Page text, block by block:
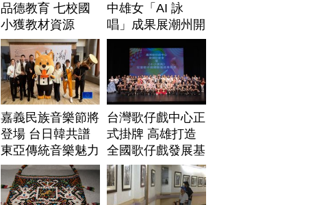
品德教育 七校國
小獲教材資源
中雄女「AI 詠
唱」成果展潮州開
展
嘉義民族音樂節將
登場 台日韓共譜
東亞傳統音樂魅力
台灣歌仔戲中心正
式掛牌 高雄打造
全國歌仔戲發展基
地